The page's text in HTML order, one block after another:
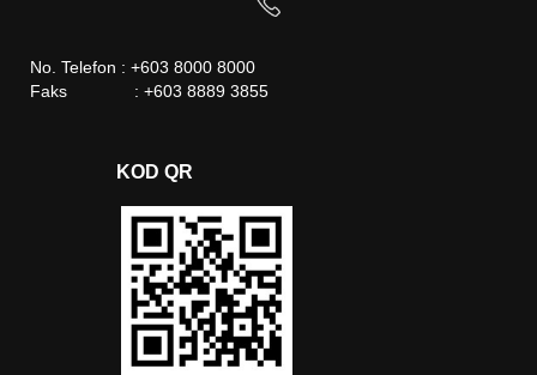
No. Telefon : +603 8000 8000
Faks : +603 8889 3855
KOD QR